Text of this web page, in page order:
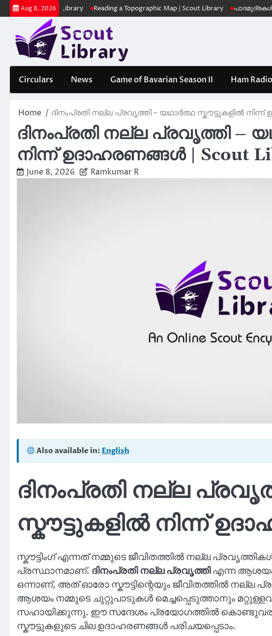
Skip
to
Aug 8, 2026
Scout Library Reading a Topographic Map | Scout Library പാദമുദ്രകൾ വിടരുത് –
Circulars News Game of Bavarian Season II Ham
Home ദിനംപ്രതി നല്ല പ്രവൃത്തി – യഥാർത്ഥ സ്കൗട്ടുകളിൽ നിന്ന്
ദിനംപ്രതി നല്ല പ്രവൃത്തി –
നിന്ന് ഉദാഹരണങ്ങൾ | Scout
June 8, 2026 Ramkumar R
Also available in: English
ദിനംപ്രതി നല്ല
സ്കൗട്ടുകളിൽ നിന്ന്
സ്കൗട്ടിംഗ് എന്നത് നമ്മുടെ ജീവിതത്തിൽ നല്ല
പ്രസ്ഥാനമാണ്. ദിനംപ്രതി നല്ല പ്രവൃത്തിഎന്ന ആശയം
ഒന്നാണ്, അത് ഓരോ സ്കൗട്ടിന്റെയും ജീവിതത്തിൽ
ആശയം നമ്മുടെ ചുറ്റുപാടുകൾ മെച്ചപ്പെടുത്താനും
സഹായിക്കുന്നു. ഈ സന്ദേശം പ്രയോഗത്തിൽ
സ്കൗട്ടുകളുടെ ചില ഉദാഹരണങ്ങൾ പരിചയപ്പെടാം.